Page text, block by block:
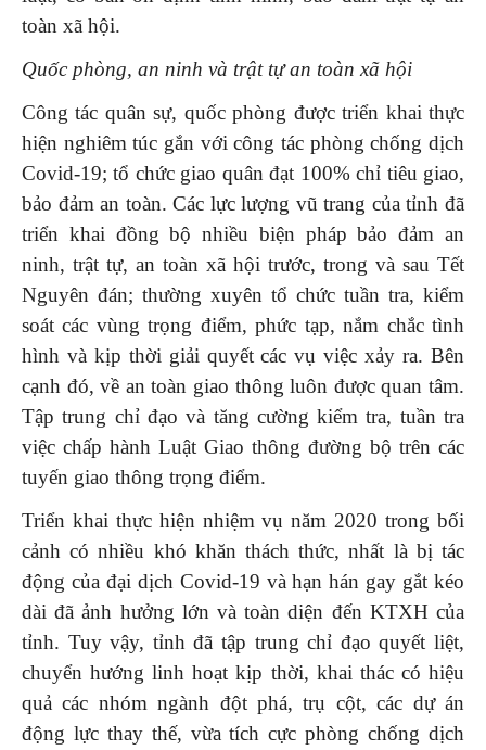
toàn xã hội.
Quốc phòng, an ninh và trật tự an toàn xã hội
Công tác quân sự, quốc phòng được triển khai thực
hiện nghiêm túc gắn với công tác phòng chống dịch
Covid-19; tổ chức giao quân đạt 100% chỉ tiêu giao,
bảo đảm an toàn. Các lực lượng vũ trang của tỉnh đã
triển khai đồng bộ nhiều biện pháp bảo đảm an
ninh, trật tự, an toàn xã hội trước, trong và sau Tết
Nguyên đán; thường xuyên tổ chức tuần tra, kiểm
soát các vùng trọng điểm, phức tạp, nắm chắc tình
hình và kịp thời giải quyết các vụ việc xảy ra. Bên
cạnh đó, về an toàn giao thông luôn được quan tâm.
Tập trung chỉ đạo và tăng cường kiểm tra, tuần tra
việc chấp hành Luật Giao thông đường bộ trên các
tuyến giao thông trọng điểm.
Triển khai thực hiện nhiệm vụ năm 2020 trong bối
cảnh có nhiều khó khăn thách thức, nhất là bị tác
động của đại dịch Covid-19 và hạn hán gay gắt kéo
dài đã ảnh hưởng lớn và toàn diện đến KTXH của
tỉnh. Tuy vậy, tỉnh đã tập trung chỉ đạo quyết liệt,
chuyển hướng linh hoạt kịp thời, khai thác có hiệu
quả các nhóm ngành đột phá, trụ cột, các dự án
động lực thay thế, vừa tích cực phòng chống dịch